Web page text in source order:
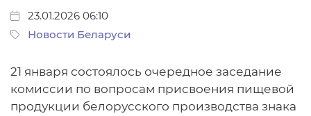
23.01.2026 06:10
Новости Беларуси
21 января состоялось очередное заседание
комиссии по вопросам присвоения пищевой
продукции белорусского производства знака